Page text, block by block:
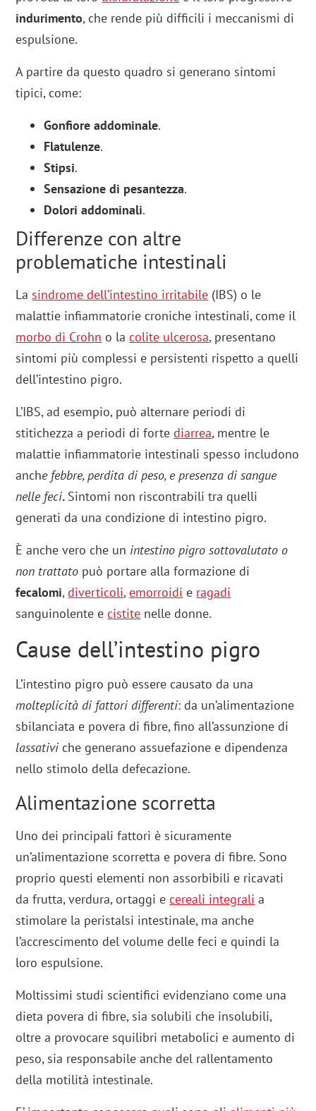
indurimento, che rende più difficili i meccanismi di
espulsione.
A partire da questo quadro si generano sintomi
tipici, come:
Gonfiore addominale.
Flatulenze.
Stipsi.
Sensazione di pesantezza.
Dolori addominali.
Differenze con altre
problematiche intestinali
La sindrome dell’intestino irritabile (IBS) o le
malattie infiammatorie croniche intestinali, come il
morbo di Crohn o lacolite ulcerosa, presentano
sintomi più complessi e persistenti rispetto a quelli
dell’intestino pigro.
L’IBS, ad esempio, può alternare periodi di
stitichezza a periodi di forte diarrea, mentre le
malattie infiammatorie intestinali spesso includono
anche febbre, perdita di peso, e presenza di sangue
nelle feci. Sintomi non riscontrabili tra quelli
generati da una condizione di intestino pigro.
È anche vero che un intestino pigro sottovalutato o
non trattato può portare alla formazione di
fecalomi,diverticoli,emorroidi e ragadi
sanguinolente ecistite nelle donne.
Cause dell’intestino pigro
L’intestino pigro può essere causato da una
molteplicità di fattori differenti: da un’alimentazione
sbilanciata e povera di fibre, fino all’assunzione di
lassativi che generano assuefazione e dipendenza
nello stimolo della defecazione.
Alimentazione scorretta
Uno dei principali fattori è sicuramente
un’alimentazione scorretta e povera di fibre. Sono
proprio questi elementi non assorbibili e ricavati
da frutta, verdura, ortaggi ecereali integrali a
stimolare la peristalsi intestinale, ma anche
l’accrescimento del volume delle feci e quindi la
loro espulsione.
Moltissimi studi scientifici evidenziano come una
dieta povera di fibre, sia solubili che insolubili,
oltre a provocare squilibri metabolici e aumento di
peso, sia responsabile anche del rallentamento
della motilità intestinale.